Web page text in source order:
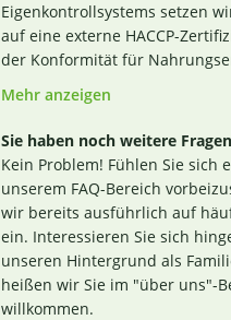
Eigenkontrollsystems setzen
auf eine externe HACCP-
der Konformität für Nahrungsergänzungsmittel /
Lebensmittel nach den
Alimentarius und der
des Europäischen Parlaments).
Zertifikat finden Sie
hier
.
für uns die Sicherstellung
Produktqualität bereits bei der
Durchleuchtung und Auswahl
(Rohstoff-)Lieferanten. Die
Richtlinie ist hierbei ein
Losgelöst von den Tests der
Mehr anzeigen
Sie haben noch weitere
Kein Problem! Fühlen Sie sich
unserem FAQ-Bereich
wir bereits ausführlich auf
ein. Interessieren Sie sich
unseren Hintergrund als
heißen wir Sie im "über uns"-
willkommen.